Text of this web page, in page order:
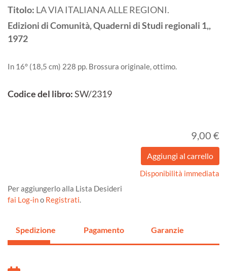
Titolo: LA VIA ITALIANA ALLE REGIONI.
Edizioni di Comunità, Quaderni di Studi regionali 1,,
1972
In 16° (18,5 cm) 228 pp. Brossura originale, ottimo.
Codice del libro:SW/2319
9,00 €
Disponibilità immediata
Per aggiungerlo alla Lista Desideri
fai Log-ino Registrati.
Spedizione Pagamento Garanzie